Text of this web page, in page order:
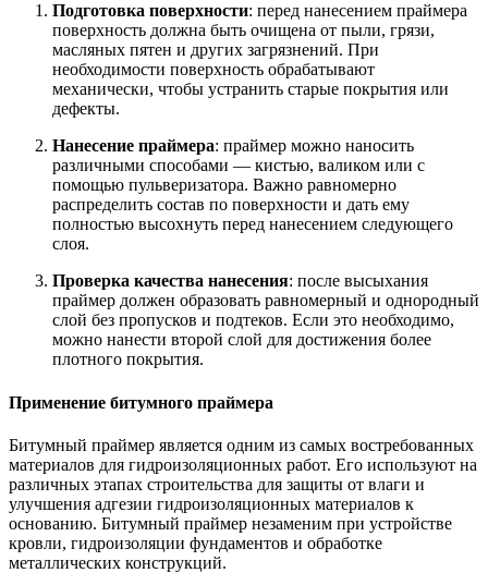
Подготовка поверхности: перед нанесением праймера
поверхность должна быть очищена от пыли, грязи,
масляных пятен и других загрязнений. При
необходимости поверхность обрабатывают
механически, чтобы устранить старые покрытия или
дефекты.
Нанесение праймера: праймер можно наносить
различными способами — кистью, валиком или с
помощью пульверизатора. Важно равномерно
распределить состав по поверхности и дать ему
полностью высохнуть перед нанесением следующего
слоя.
Проверка качества нанесения: после высыхания
праймер должен образовать равномерный и однородный
слой без пропусков и подтеков. Если это необходимо,
можно нанести второй слой для достижения более
плотного покрытия.
Применение битумного праймера
Битумный праймер является одним из самых востребованных
материалов для гидроизоляционных работ. Его используют на
различных этапах строительства для защиты от влаги и
улучшения адгезии гидроизоляционных материалов к
основанию. Битумный праймер незаменим при устройстве
кровли, гидроизоляции фундаментов и обработке
металлических конструкций.